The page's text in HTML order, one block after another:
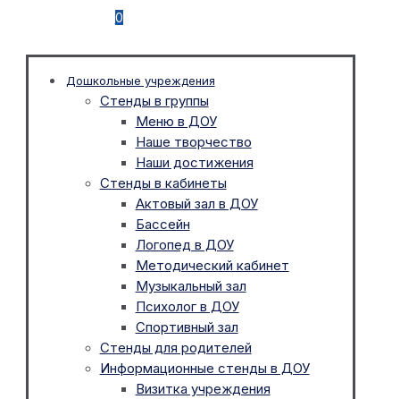
0
Дошкольные учреждения
Стенды в группы
Меню в ДОУ
Наше творчество
Наши достижения
Стенды в кабинеты
Актовый зал в ДОУ
Бассейн
Логопед в ДОУ
Методический кабинет
Музыкальный зал
Психолог в ДОУ
Спортивный зал
Стенды для родителей
Информационные стенды в ДОУ
Визитка учреждения